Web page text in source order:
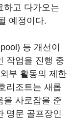
하고 다가오는
예정이다.
등 개선이
작업을 진행 중
부 활동의 제한
리조트는 새롭
을 사로잡을 준
명문 골프장인